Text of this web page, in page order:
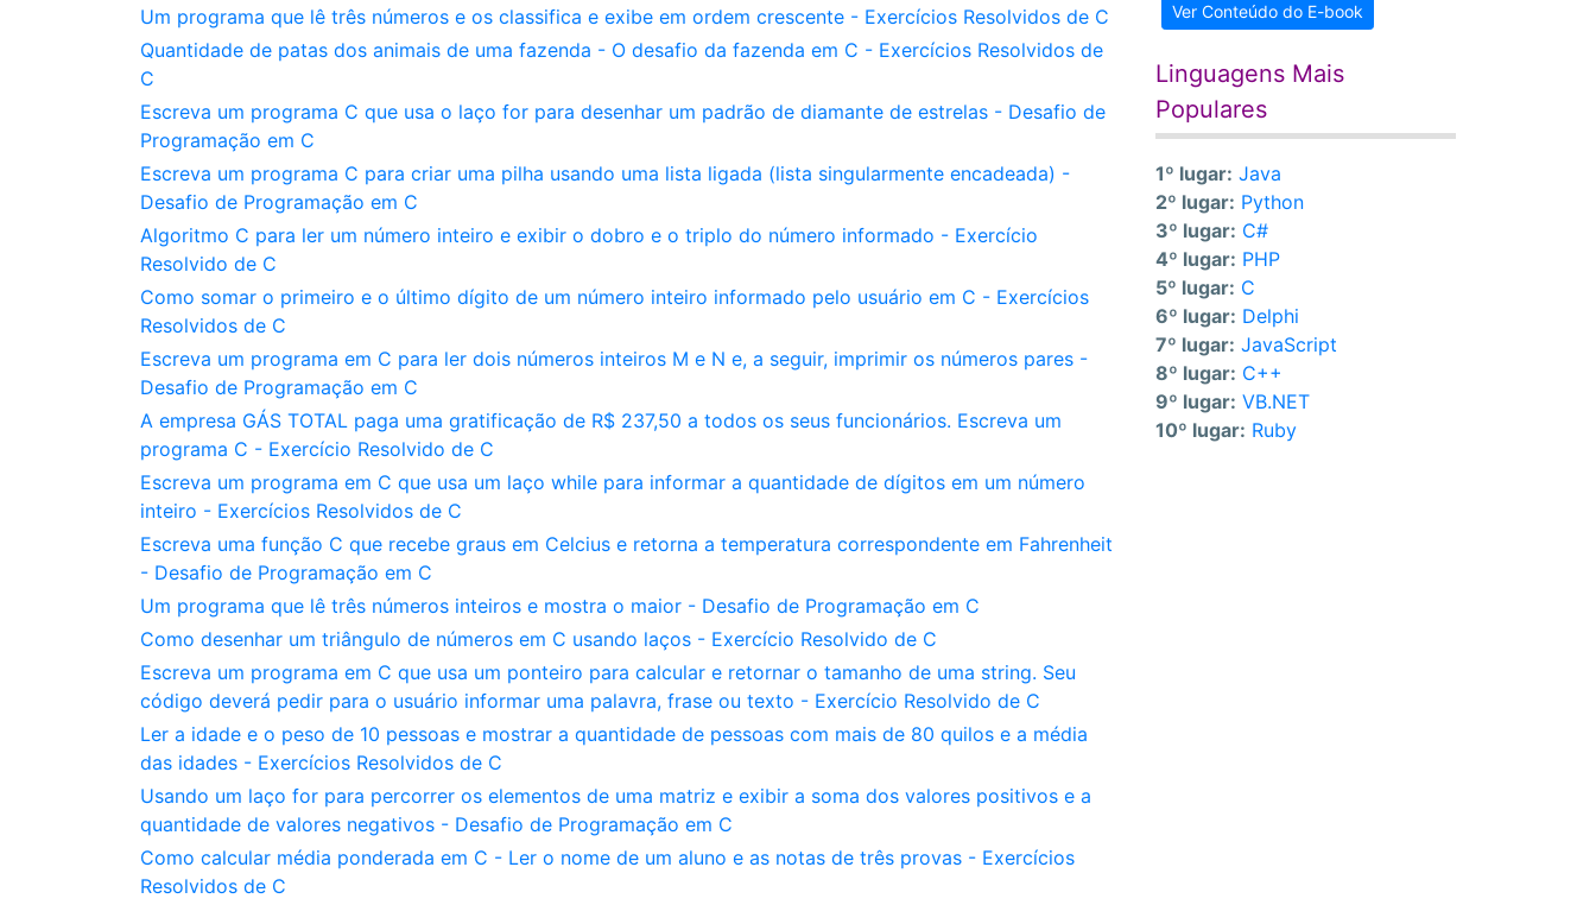
Um programa que lê três números e os classifica e exibe em ordem crescente - Exercícios Resolvidos de C
Quantidade de patas dos animais de uma fazenda - O desafio da fazenda em C - Exercícios Resolvidos de
C
Escreva um programa C que usa o laço for para desenhar um padrão de diamante de estrelas - Desafio de
Programação em C
Escreva um programa C para criar uma pilha usando uma lista ligada (lista singularmente encadeada) -
Desafio de Programação em C
Algoritmo C para ler um número inteiro e exibir o dobro e o triplo do número informado - Exercício
Resolvido de C
Como somar o primeiro e o último dígito de um número inteiro informado pelo usuário em C - Exercícios
Resolvidos de C
Escreva um programa em C para ler dois números inteiros M e N e, a seguir, imprimir os números pares -
Desafio de Programação em C
A empresa GÁS TOTAL paga uma gratificação de R$ 237,50 a todos os seus funcionários. Escreva um
programa C - Exercício Resolvido de C
Escreva um programa em C que usa um laço while para informar a quantidade de dígitos em um número
inteiro - Exercícios Resolvidos de C
Escreva uma função C que recebe graus em Celcius e retorna a temperatura correspondente em Fahrenheit
- Desafio de Programação em C
Um programa que lê três números inteiros e mostra o maior - Desafio de Programação em C
Como desenhar um triângulo de números em C usando laços - Exercício Resolvido de C
Escreva um programa em C que usa um ponteiro para calcular e retornar o tamanho de uma string. Seu
código deverá pedir para o usuário informar uma palavra, frase ou texto - Exercício Resolvido de C
Ler a idade e o peso de 10 pessoas e mostrar a quantidade de pessoas com mais de 80 quilos e a média
das idades - Exercícios Resolvidos de C
Usando um laço for para percorrer os elementos de uma matriz e exibir a soma dos valores positivos e a
quantidade de valores negativos - Desafio de Programação em C
Como calcular média ponderada em C - Ler o nome de um aluno e as notas de três provas - Exercícios
Resolvidos de C
Ver Conteúdo do E-book
Linguagens Mais
Populares
1º lugar: Java
2º lugar: Python
3º lugar: C#
4º lugar: PHP
5º lugar: C
6º lugar: Delphi
7º lugar: JavaScript
8º lugar: C++
9º lugar: VB.NET
10º lugar: Ruby